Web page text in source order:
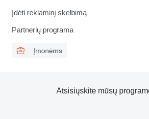
Įdėti reklaminį skelbimą
Partnerių programa
Įmonėms
Atsisiųskite mūsų